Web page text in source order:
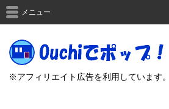
※アフィリエイト広告を利用しています。
メニュー